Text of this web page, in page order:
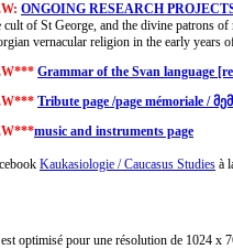
ONGOING RESEARCH
cult of St George, and the divine patrons
vernacular religion in the early
Grammar of the Svan language
Tribute page /page mémoriale /
music and instruments page
Kaukasiologie / Caucasus Studies à
optimisé pour une résolution de 1024 x